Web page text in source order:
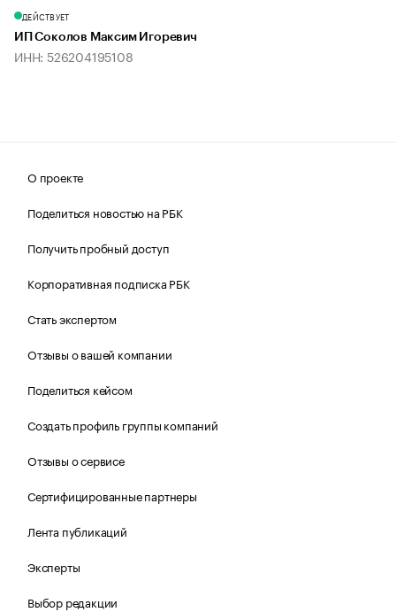
ДЕЙСТВУЕТ
ИП Соколов Максим Игоревич
ИНН: 526204195108
О проекте
Поделиться новостью на РБК
Получить пробный доступ
Корпоративная подписка РБК
Стать экспертом
Отзывы о вашей компании
Поделиться кейсом
Создать профиль группы компаний
Отзывы о сервисе
Сертифицированные партнеры
Лента публикаций
Эксперты
Выбор редакции